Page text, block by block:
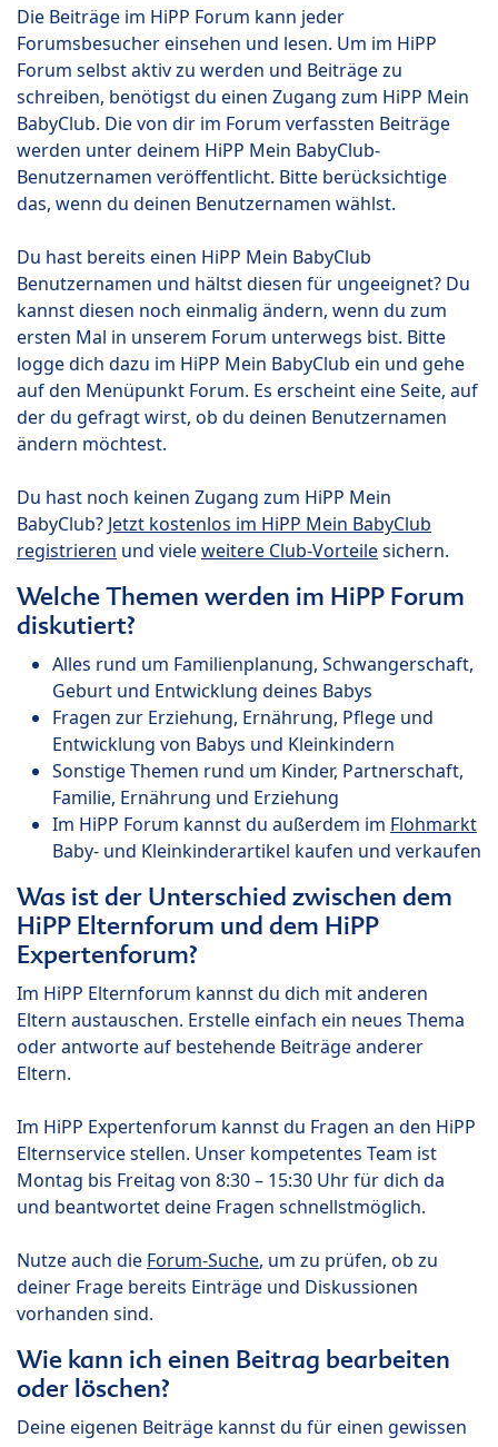
Die Beiträge im HiPP Forum kann jeder
Forumsbesucher einsehen und lesen. Um im HiPP
Forum selbst aktiv zu werden und Beiträge zu
schreiben, benötigst du einen Zugang zum HiPP Mein
BabyClub. Die von dir im Forum verfassten Beiträge
werden unter deinem HiPP Mein BabyClub-
Benutzernamen veröffentlicht. Bitte berücksichtige
das, wenn du deinen Benutzernamen wählst.
Du hast bereits einen HiPP Mein BabyClub
Benutzernamen und hältst diesen für ungeeignet? Du
kannst diesen noch einmalig ändern, wenn du zum
ersten Mal in unserem Forum unterwegs bist. Bitte
logge dich dazu im HiPP Mein BabyClub ein und gehe
auf den Menüpunkt Forum. Es erscheint eine Seite, auf
der du gefragt wirst, ob du deinen Benutzernamen
ändern möchtest.
Du hast noch keinen Zugang zum HiPP Mein
BabyClub? Jetzt kostenlos im HiPP Mein BabyClub
registrieren und vieleweitere Club-Vorteilesichern.
Welche Themen werden im HiPP Forum
diskutiert?
Alles rund um Familienplanung, Schwangerschaft,
Geburt und Entwicklung deines Babys
Fragen zur Erziehung, Ernährung, Pflege und
Entwicklung von Babys und Kleinkindern
Sonstige Themen rund um Kinder, Partnerschaft,
Familie, Ernährung und Erziehung
Im HiPP Forum kannst du außerdem im Flohmarkt
Baby- und Kleinkinderartikel kaufen und verkaufen
Was ist der Unterschied zwischen dem
HiPP Elternforum und dem HiPP
Expertenforum?
Im HiPP Elternforum kannst du dich mit anderen
Eltern austauschen. Erstelle einfach ein neues Thema
oder antworte auf bestehende Beiträge anderer
Eltern.
Im HiPP Expertenforum kannst du Fragen an den HiPP
Elternservice stellen. Unser kompetentes Team ist
Montag bis Freitag von 8:30 – 15:30 Uhr für dich da
und beantwortet deine Fragen schnellstmöglich.
Nutze auch die Forum-Suche, um zu prüfen, ob zu
deiner Frage bereits Einträge und Diskussionen
vorhanden sind.
Wie kann ich einen Beitrag bearbeiten
oder löschen?
Deine eigenen Beiträge kannst du für einen gewissen